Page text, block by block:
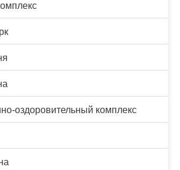
оздоровительный комплекс